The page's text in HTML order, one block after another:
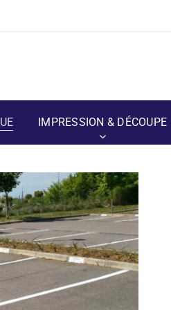
IMPRESSION & DÉCOUPE